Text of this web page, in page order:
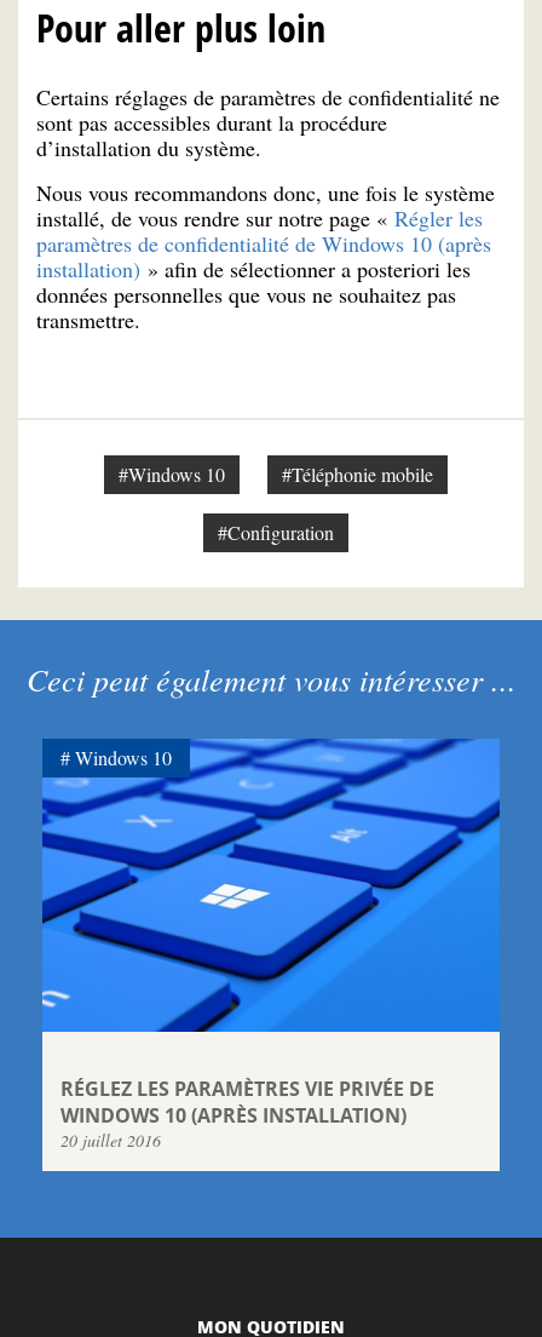
Pour aller plus loin
Certains réglages de paramètres de confidentialité ne
sont pas accessibles durant la procédure
d’installation du système.
Nous vous recommandons donc, une fois le système
installé, de vous rendre sur notre page « Régler les
paramètres de confidentialité de Windows 10 (après
installation) » afin de sélectionner a posteriori les
données personnelles que vous ne souhaitez pas
transmettre.
#Windows 10 #Téléphonie mobile
#Configuration
Ceci peut également vous intéresser ...
RÉGLEZ LES PARAMÈTRES VIE PRIVÉE DE
WINDOWS 10 (APRÈS INSTALLATION)
20 juillet 2016
Windows 10
MON QUOTIDIEN